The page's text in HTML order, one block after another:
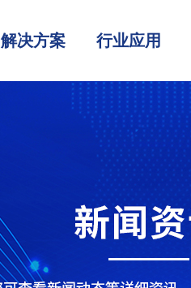
解决方案 行业应用